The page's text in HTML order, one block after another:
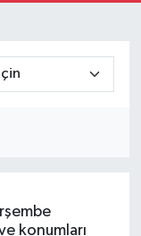
konumları